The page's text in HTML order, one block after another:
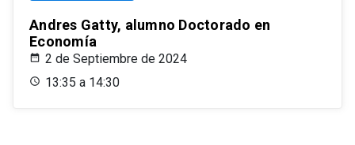
Andres Gatty, alumno Doctorado en
Economía
2 de Septiembre de 2024
13:35 a 14:30